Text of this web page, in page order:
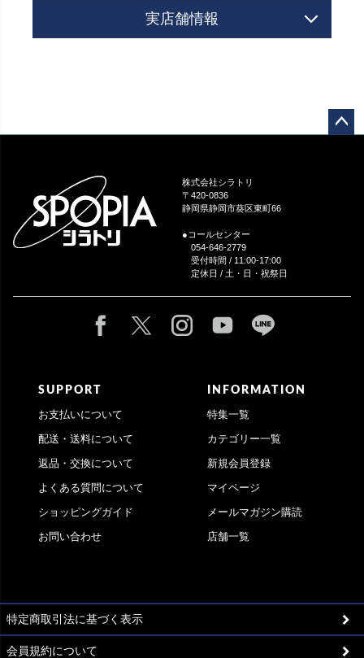
実店舗情報
株式会社シラトリ
〒420-0836
静岡県静岡市葵区東町66
●コールセンター
054-646-2779
受付時間 / 11:00-17:00
定休日 / 土・日・祝祭日
SUPPORT
お支払いについて
配送・送料について
返品・交換について
よくある質問について
ショッピングガイド
お問い合わせ
INFORMATION
特集一覧
カテゴリー一覧
新規会員登録
マイページ
メールマガジン購読
店舗一覧
特定商取引法に基づく表示
会員規約について